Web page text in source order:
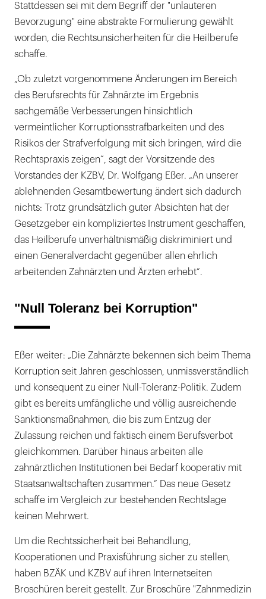
Stattdessen sei mit dem Begriff der "unlauteren
Bevorzugung" eine abstrakte Formulierung gewählt
worden, die Rechtsunsicherheiten für die Heilberufe
schaffe.
„Ob zuletzt vorgenommene Änderungen im Bereich
des Berufsrechts für Zahnärzte im Ergebnis
sachgemäße Verbesserungen hinsichtlich
vermeintlicher Korruptionsstrafbarkeiten und des
Risikos der Strafverfolgung mit sich bringen, wird die
Rechtspraxis zeigen“, sagt der Vorsitzende des
Vorstandes der KZBV, Dr. Wolfgang Eßer. „An unserer
ablehnenden Gesamtbewertung ändert sich dadurch
nichts: Trotz grundsätzlich guter Absichten hat der
Gesetzgeber ein kompliziertes Instrument geschaffen,
das Heilberufe unverhältnismäßig diskriminiert und
einen Generalverdacht gegenüber allen ehrlich
arbeitenden Zahnärzten und Ärzten erhebt“.
"Null Toleranz bei Korruption"
Eßer weiter: „Die Zahnärzte bekennen sich beim Thema
Korruption seit Jahren geschlossen, unmissverständlich
und konsequent zu einer Null-Toleranz-Politik. Zudem
gibt es bereits umfängliche und völlig ausreichende
Sanktionsmaßnahmen, die bis zum Entzug der
Zulassung reichen und faktisch einem Berufsverbot
gleichkommen. Darüber hinaus arbeiten alle
zahnärztlichen Institutionen bei Bedarf kooperativ mit
Staatsanwaltschaften zusammen.“ Das neue Gesetz
schaffe im Vergleich zur bestehenden Rechtslage
keinen Mehrwert.
Um die Rechtssicherheit bei Behandlung,
Kooperationen und Praxisführung sicher zu stellen,
haben BZÄK und KZBV auf ihren Internetseiten
Broschüren bereit gestellt. Zur Broschüre "Zahnmedizin